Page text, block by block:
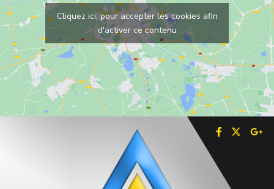
Cliquez ici, pour accepter les cookies afin
d'activer ce contenu